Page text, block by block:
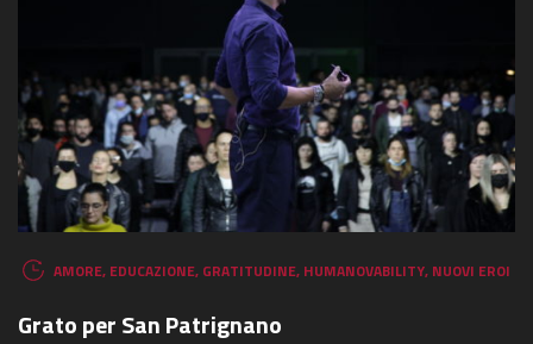
AMORE, EDUCAZIONE, GRATITUDINE, HUMANOVABILITY, NUOVI EROI
Grato per San Patrignano